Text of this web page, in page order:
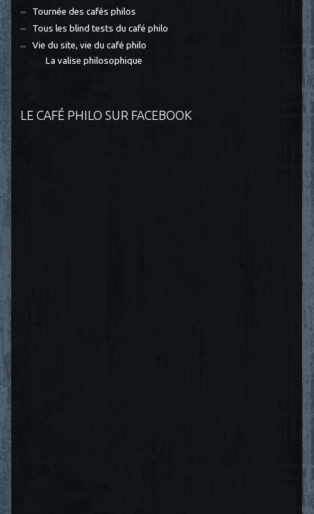
Tournée des cafés philos
Tous les blind tests du café philo
Vie du site, vie du café philo
La valise philosophique
LE CAFÉ PHILO SUR FACEBOOK